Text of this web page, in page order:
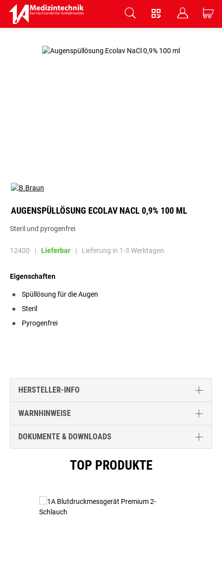
V B C
AUGENSPÜLLÖSUNG ECOLAV NACL 0,9% 100 ML
Steril und pyrogenfrei
12400 | Lieferbar | Lieferung in 1-3 Werktagen.
Eigenschaften
Spüllösung für die Augen
Steril
Pyrogenfrei
HERSTELLER-INFO
WARNHINWEISE
DOKUMENTE & DOWNLOADS
TOP PRODUKTE